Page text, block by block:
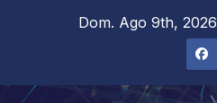
Dom. Ago 9th, 2026